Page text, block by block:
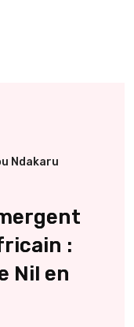
Ndakaru
:
Nil en